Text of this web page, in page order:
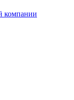
компании